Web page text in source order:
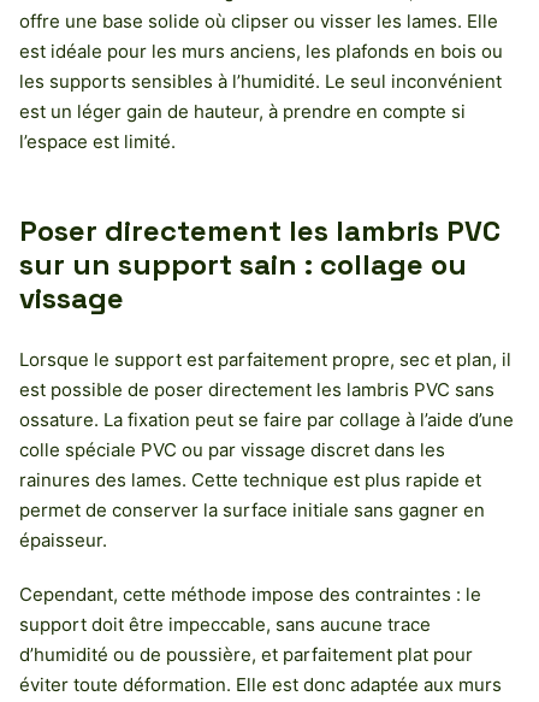
offre une base solide où clipser ou visser les lames. Elle
est idéale pour les murs anciens, les plafonds en bois ou
les supports sensibles à l’humidité. Le seul inconvénient
est un léger gain de hauteur, à prendre en compte si
l’espace est limité.
Poser directement les lambris PVC
sur un support sain : collage ou
vissage
Lorsque le support est parfaitement propre, sec et plan, il
est possible de poser directement les lambris PVC sans
ossature. La fixation peut se faire par collage à l’aide d’une
colle spéciale PVC ou par vissage discret dans les
rainures des lames. Cette technique est plus rapide et
permet de conserver la surface initiale sans gagner en
épaisseur.
Cependant, cette méthode impose des contraintes : le
support doit être impeccable, sans aucune trace
d’humidité ou de poussière, et parfaitement plat pour
éviter toute déformation. Elle est donc adaptée aux murs